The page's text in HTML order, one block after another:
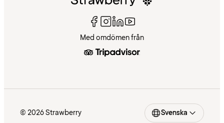
Med omdömen från
© 2026 Strawberry Svenska